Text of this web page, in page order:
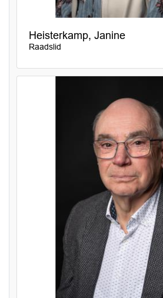
Heisterkamp, Janine
Raadslid